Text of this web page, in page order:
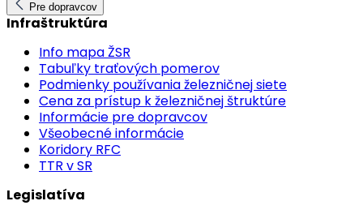
Pre dopravcov
Infraštruktúra
Info mapa ŽSR
Tabuľky traťových pomerov
Podmienky používania železničnej siete
Cena za prístup k železničnej štruktúre
Informácie pre dopravcov
Všeobecné informácie
Koridory RFC
TTR v SR
Legislatíva